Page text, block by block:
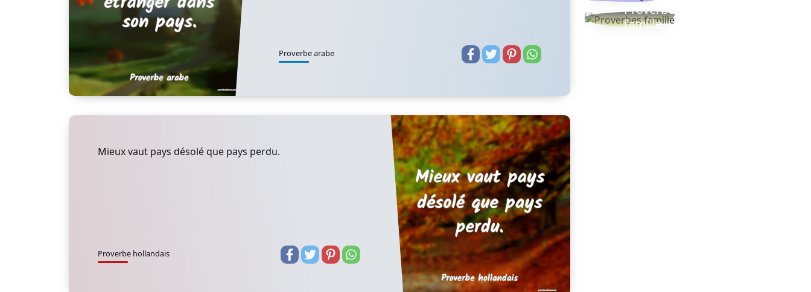
Proverbe arabe
Mieux vaut pays désolé que pays perdu.
Proverbe hollandais
Proverbes
famille